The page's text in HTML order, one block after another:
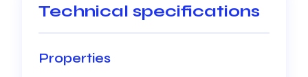
Technical specifications
Properties